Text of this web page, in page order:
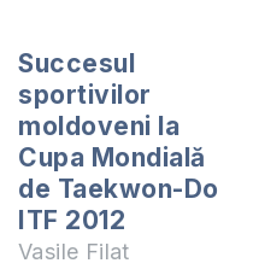
Succesul
sportivilor
moldoveni la
Cupa Mondială
de Taekwon-Do
ITF 2012
Vasile Filat